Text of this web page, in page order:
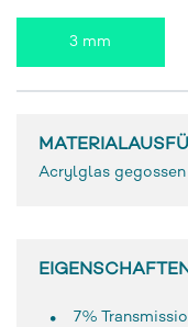
3 mm
Acrylglas gegossen
7%